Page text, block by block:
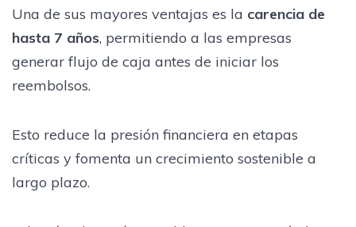
Una de sus mayores ventajas es la carencia de
hasta 7 años, permitiendo a las empresas
generar flujo de caja antes de iniciar los
reembolsos.
Esto reduce la presión financiera en etapas
críticas y fomenta un crecimiento sostenible a
largo plazo.